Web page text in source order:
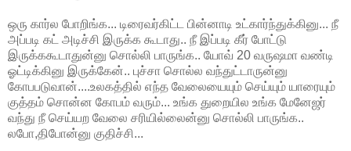
ஒரு கார்ல போறிங்க... டிரைவர்கிட்ட பின்னாடி உட்கார்ந்துக்கினு... நீ
அப்படி கட் அடிச்சி இருக்க கூடாது.. நீ இப்படி கீர் போட்டு
இருக்ககூடாதுன்னு சொல்லி பாருங்க.. யோவ் 20 வருஷமா வண்டி
ஓட்டிக்கினு இருக்கேன்.. புச்சா சொல்ல வந்துட்டாருன்னு
கோபபடுவான்....உலகத்தில் எந்த வேலையையும் செய்யும் யாரையும்
குத்தம் சொன்ன கோபம் வரும்... உங்க துறையில உங்க மேனேஜர்
வந்து நீ செய்யற வேலை சரியில்லைன்னு சொல்லி பாருங்க..
லபோ,திபோன்னு குதிச்சி...